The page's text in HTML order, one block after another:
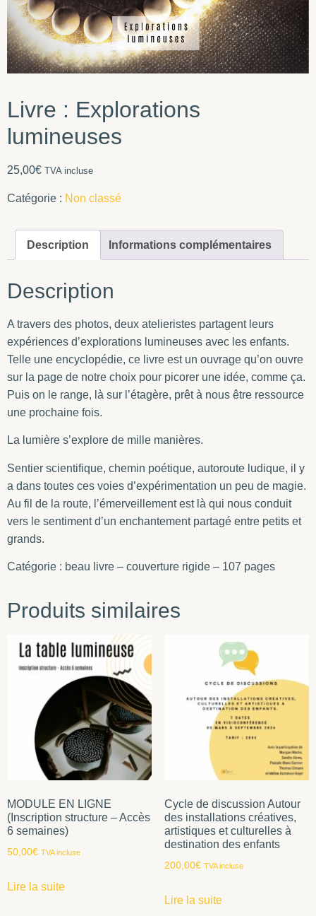
Livre : Explorations
lumineuses
25,00€ TVA incluse
Catégorie : Non classé
Description Informations complémentaires
Description
A travers des photos, deux atelieristes partagent leurs
expériences d’explorations lumineuses avec les enfants.
Telle une encyclopédie, ce livre est un ouvrage qu’on ouvre
sur la page de notre choix pour picorer une idée, comme ça.
Puis on le range, là sur l’étagère, prêt à nous être ressource
une prochaine fois.
La lumière s’explore de mille manières.
Sentier scientifique, chemin poétique, autoroute ludique, il y
a dans toutes ces voies d’expérimentation un peu de magie.
Au fil de la route, l’émerveillement est là qui nous conduit
vers le sentiment d’un enchantement partagé entre petits et
grands.
Catégorie : beau livre – couverture rigide – 107 pages
Produits similaires
MODULE EN LIGNE
(Inscription structure – Accès
6 semaines)
50,00€ TVA incluse
Lire la suite
Cycle de discussion Autour
des installations créatives,
artistiques et culturelles à
destination des enfants
200,00€ TVA incluse
Lire la suite